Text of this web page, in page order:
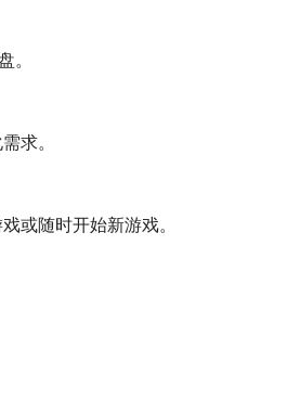
。
求。
或随时开始新游戏。